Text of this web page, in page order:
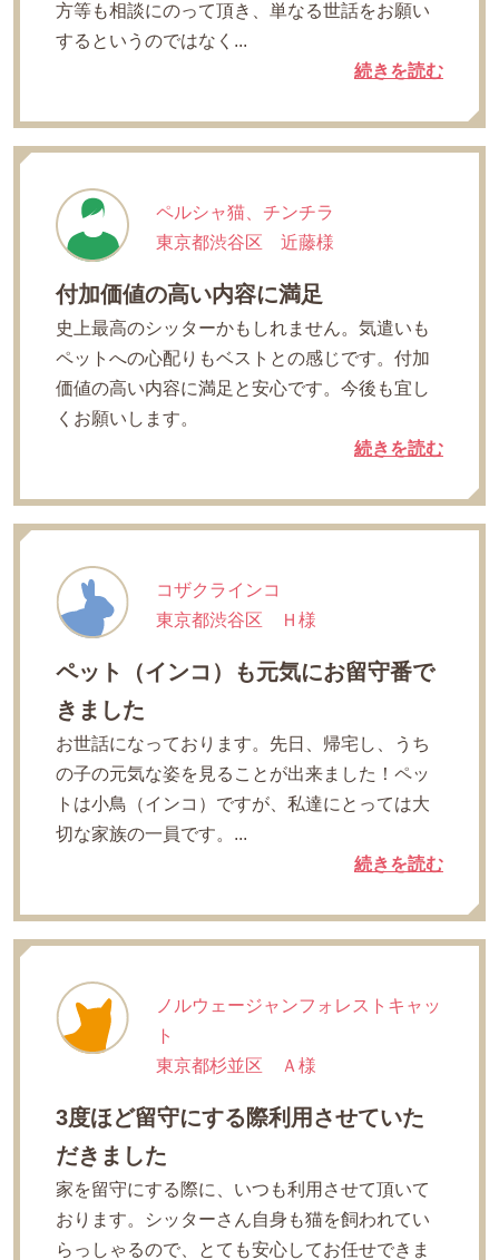
方等も相談にのって頂き、単なる世話をお願い
するというのではなく...
続きを読む
ペルシャ猫、チンチラ
東京都渋谷区 近藤様
付加価値の高い内容に満足
史上最高のシッターかもしれません。気遣いも
ペットへの心配りもベストとの感じです。付加
価値の高い内容に満足と安心です。今後も宜し
くお願いします。
続きを読む
コザクラインコ
東京都渋谷区 Ｈ様
ペット（インコ）も元気にお留守番で
きました
お世話になっております。先日、帰宅し、うち
の子の元気な姿を見ることが出来ました！ペッ
トは小鳥（インコ）ですが、私達にとっては大
切な家族の一員です。...
続きを読む
ノルウェージャンフォレストキャッ
ト
東京都杉並区 Ａ様
3度ほど留守にする際利用させていた
だきました
家を留守にする際に、いつも利用させて頂いて
おります。シッターさん自身も猫を飼われてい
らっしゃるので、とても安心してお任せできま